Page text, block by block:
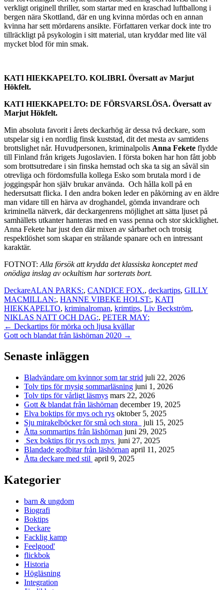
verkligt originell thriller, som startar med en kraschad luftballong i
bergen nära Skottland, där en ung kvinna mördas och en annan
kvinna har sett mördarens ansikte. Författaren verkar dock inte tro
tillräckligt på psykologin i sitt material, utan kryddar med lite väl
mycket blod för min smak.
KATI HIEKKAPELTO. KOLIBRI. Översatt av Marjut
Hökfelt.
KATI HIEKKAPELTO: DE FÖRSVARSLÖSA. Översatt av
Marjut Hökfelt.
Min absoluta favorit i årets deckarhög är dessa två deckare, som
utspelar sig i en nordlig finsk kuststad, dit det mesta av samtidens
brottslighet når. Huvudpersonen, kriminalpolis Anna Fekete flydde
till Finland från krigets Jugoslavien. I första boken har hon fått jobb
som brottsutredare i sin finska hemstad och ska ta sig an såväl sin
otrevliga och fördomsfulla kollega Esko som brutala mord i de
joggingspår hon själv brukar använda. Och hålla koll på en
hedersutsatt flicka. I den andra boken leder en påkörning av en äldre
man vidare till en härva av droghandel, gömda invandrare och
kriminella nätverk, där deckargenrens möjlighet att sätta ljuset på
samhällets utkanter hanteras med en vass penna och stor skicklighet.
Anna Fekete har just den där mixen av sårbarhet och trotsig
respektlöshet som skapar en strålande spanare och en intressant
karaktär.
FOTNOT: Alla försök att krydda det klassiska konceptet med
onödiga inslag av ockultism har sorterats bort.
DeckareALAN PARKS:, CANDICE FOX., deckartips, GILLY
MACMILLAN:, HANNE VIBEKE HOLST:, KATI
HIEKKAPELTO, kriminalroman, krimtips, Liv Beckström,
NIKLAS NATT OCH DAG:, PETER MAY:
Post
navigation
← Deckartips för mörka och ljusa kvällar
Gott och blandat från läshörnan 2020 →
Senaste inläggen
Bladvändare om kvinnor som tar strid juli 22, 2026
Tolv tips för mysig sommarläsning juni 1, 2026
Tolv tips för vårligt läsmys mars 22, 2026
Gott & blandat från läshörnan december 19, 2025
Elva boktips för mys och rys oktober 5, 2025
Sju mirakelböcker för små och stora
juli 15, 2025
Åtta sommartips från läshörnan juni 29, 2025
Sex boktips för rys och mys juni 27, 2025
Blandade godbitar från läshörnan april 11, 2025
Åtta deckare med stil april 9, 2025
Kategorier
barn & ungdom
Biografi
Boktips
Deckare
Facklig kamp
Feelgood'
flickbok
Historia
Högläsning
Integration